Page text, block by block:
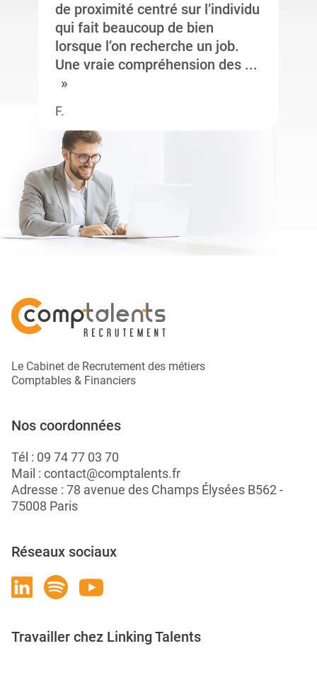
de proximité centré sur l’individu
qui fait beaucoup de bien
lorsque l’on recherche un job.
Une vraie compréhension des ...
F.
Le Cabinet de Recrutement des métiers
Comptables & Financiers
Nos coordonnées
Tél : 09 74 77 03 70
Mail : contact@comptalents.fr
Adresse : 78 avenue des Champs Élysées B562 -
75008 Paris
Réseaux sociaux
Travailler chez Linking Talents